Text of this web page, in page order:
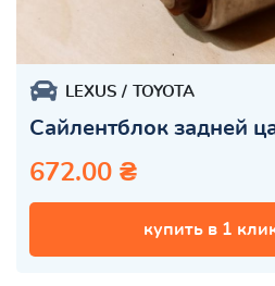
LEXUS TOYOTA
Сайлентблок задней
672.00 ₴
купить в 1